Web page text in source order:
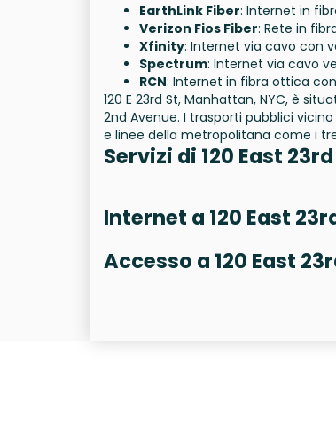
EarthLink Fiber: Internet in
Verizon Fios Fiber: Rete in
Xfinity: Internet via cavo con
Spectrum: Internet via cavo
RCN: Internet in fibra ottica
120 E 23rd St, Manhattan, NYC, è
2nd Avenue. I trasporti pubblici vicino
e linee della metropolitana come i
Servizi di 120 East
Internet a 120 East
Accesso a 120 East